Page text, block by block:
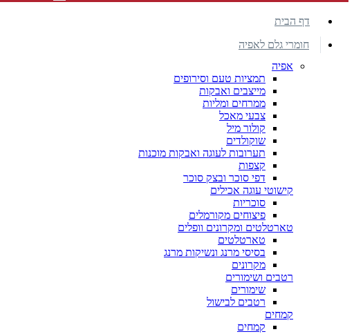
דף הבית
חומרי גלם לאפיה
אפיה
תמציות טעם וסירופים
מייצבים ואבקות
ממרחים ומליות
צבעי מאכל
קולור מיל
שוקולדים
תערובות לעוגה ואבקות מוכנות
קצפות
דפי סוכר ובצק סוכר
קישוטי עוגה אכילים
סוכריות
פיצוחים מקורמלים
טארטלטים ומקרונים וופלים
טארטלטים
בסיסי מרנג ונשיקות מרנג
מקרונים
רטבים ושימורים
שימורים
רטבים לבישול
קמחים
קמחים